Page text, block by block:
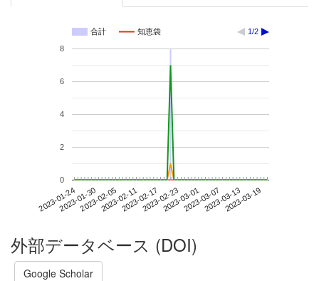
合計 知恵袋 1/2
2023-01-242023-01-302023-02-052023-02-112023-02-172023-02-232023-03-012023-03-072023-03-132023-03-19
0
2
4
6
8
外部データベース (DOI)
Google Scholar